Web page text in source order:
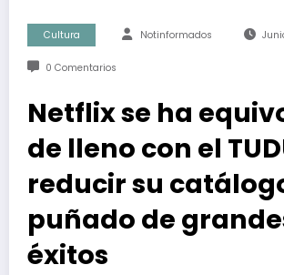
Cultura Notinformados
0 Comentarios
Netflix se ha
de lleno con el
reducir su
puñado de
éxitos